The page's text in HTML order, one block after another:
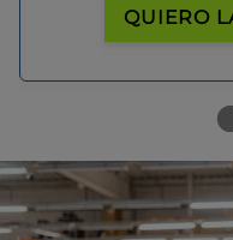
QUIERO